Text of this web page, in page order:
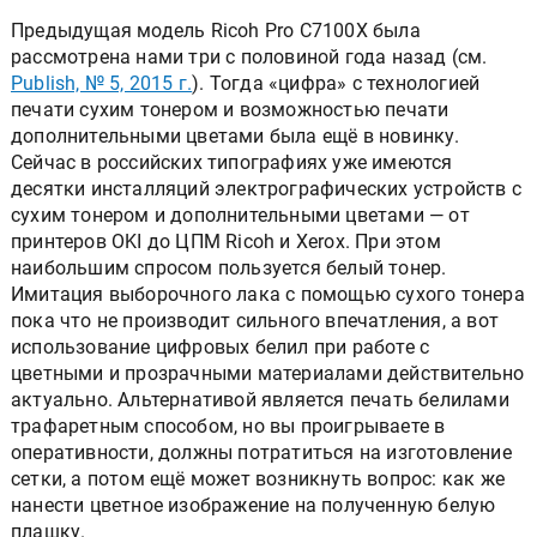
Предыдущая модель Ricoh Pro C7100X была
рассмотрена нами три с половиной года назад (см.
Publish, № 5, 2015 г.). Тогда «цифра» с технологией
печати сухим тонером и возможностью печати
дополнительными цветами была ещё в новинку.
Сейчас в российских типографиях уже имеются
десятки инсталляций электрографических устройств с
сухим тонером и дополнительными цветами — от
принтеров OKI до ЦПМ Ricoh и Xerox. При этом
наибольшим спросом пользуется белый тонер.
Имитация выборочного лака с помощью сухого тонера
пока что не производит сильного впечатления, а вот
использование цифровых белил при работе с
цветными и прозрачными материалами действительно
актуально. Альтернативой является печать белилами
трафаретным способом, но вы проигрываете в
оперативности, должны потратиться на изготовление
сетки, а потом ещё может возникнуть вопрос: как же
нанести цветное изображение на полученную белую
плашку.